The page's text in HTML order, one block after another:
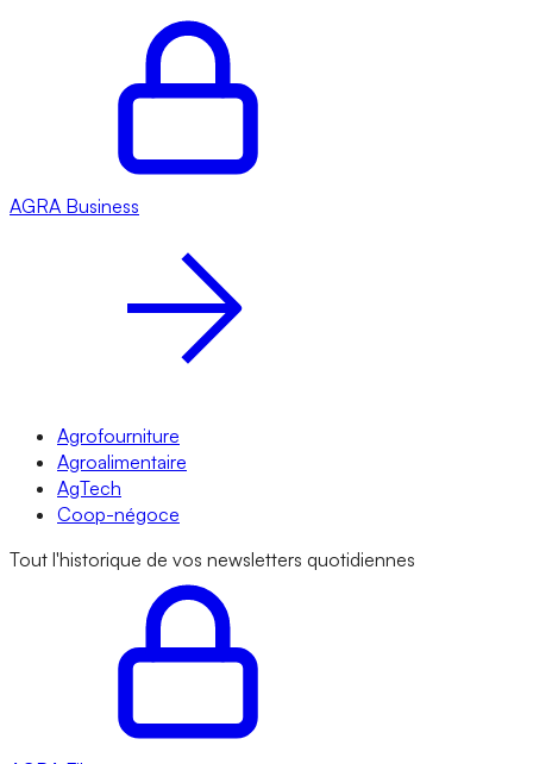
AGRA Business
Agrofourniture
Agroalimentaire
AgTech
Coop-négoce
Tout l'historique de vos newsletters quotidiennes